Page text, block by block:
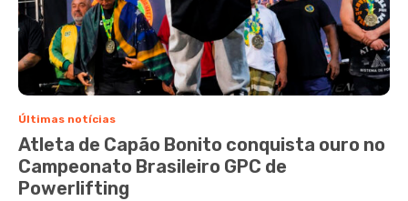
Últimas notícias
Atleta de Capão Bonito conquista ouro no
Campeonato Brasileiro GPC de
Powerlifting